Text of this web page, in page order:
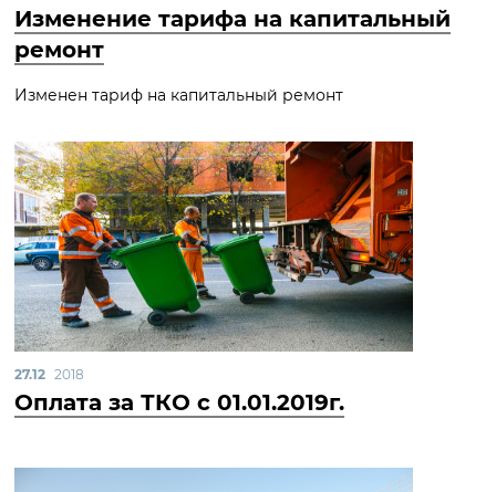
Изменение тарифа на капитальный
ремонт
Изменен тариф на капитальный ремонт
27.12 2018
Оплата за ТКО с 01.01.2019г.